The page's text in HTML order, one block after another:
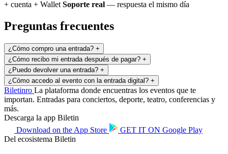
+ cuenta + Wallet Soporte real — respuesta el mismo día
Preguntas frecuentes
¿Cómo compro una entrada? +
¿Cómo recibo mi entrada después de pagar? +
¿Puedo devolver una entrada? +
¿Cómo accedo al evento con la entrada digital? +
Biletinro La plataforma donde encuentras los eventos que te
importan. Entradas para conciertos, deporte, teatro, conferencias y
más.
Descarga la app Biletin
Download on the App Store GET IT ON Google Play
Del ecosistema Biletin